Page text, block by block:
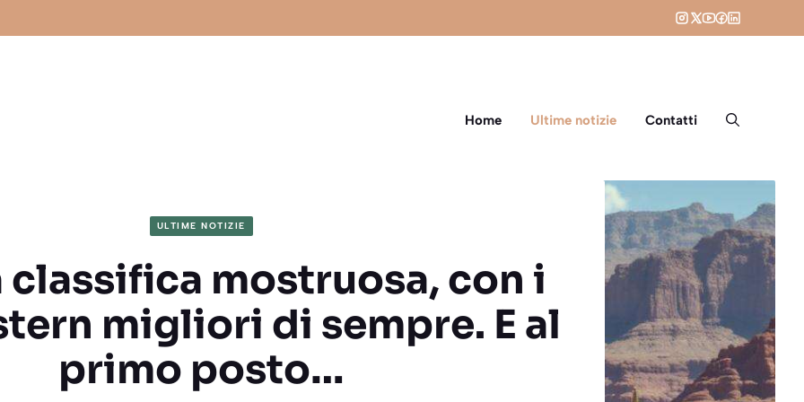
Home Ultime notizie Contatti
ULTIME NOTIZIE
classifica mostruosa, con i
migliori di sempre. E al
primo posto…